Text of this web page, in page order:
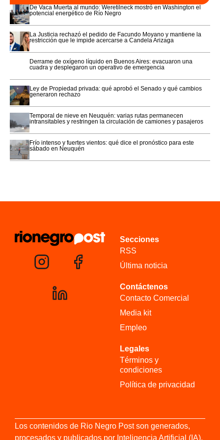
De Vaca Muerta al mundo: Weretilneck mostró en Washington el
potencial energético de Río Negro
La Justicia rechazó el pedido de Facundo Moyano y mantiene la
restricción que le impide acercarse a Candela Arizaga
Derrame de oxígeno líquido en Buenos Aires: evacuaron una
cuadra y desplegaron un operativo de emergencia
Ley de Propiedad privada: qué aprobó el Senado y qué cambios
generaron rechazo
Temporal de nieve en Neuquén: varias rutas permanecen
intransitables y restringen la circulación de camiones y pasajeros
Frío intenso y fuertes vientos: qué dice el pronóstico para este
sábado en Neuquén
Secciones
RSS
Última noticia
Contáctenos
Contacto Comercial
Media kit
Empleo
Legales
Términos y
condiciones
Política de privacidad
Los contenidos de Rio Negro Post son generados,
procesados y publicados por Inteligencia Artificial (IA).